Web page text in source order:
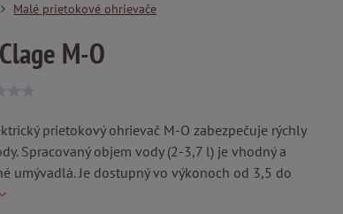
Malé prietokové ohrievače
M-O
prietokový ohrievač M-O zabezpečuje rýchly
Spracovaný objem vody (2-3,7 l) je vhodný a
umývadlá. Je dostupný vo výkonoch od 3,5 do